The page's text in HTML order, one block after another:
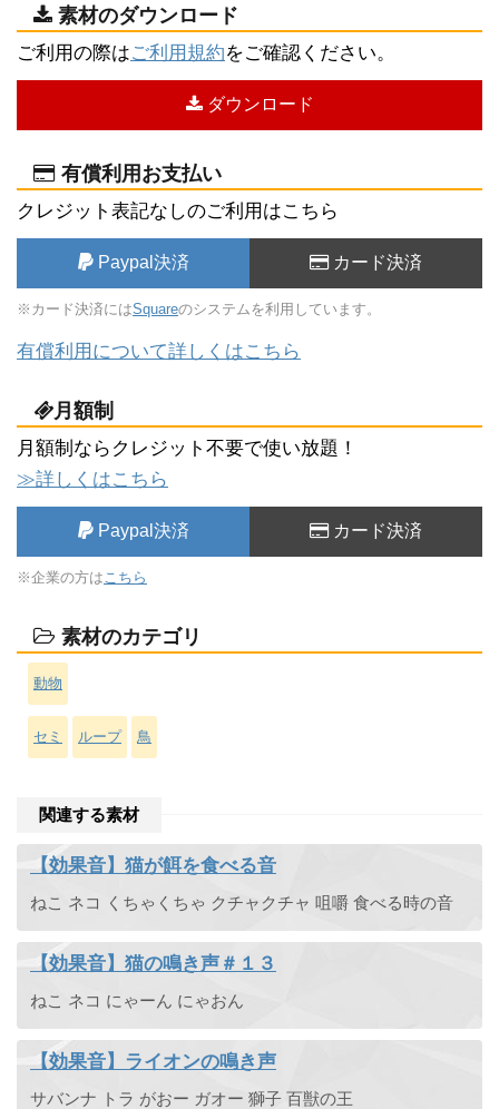
素材のダウンロード
ご利用の際はご利用規約をご確認ください。
ダウンロード
有償利用お支払い
クレジット表記なしのご利用はこちら
Paypal決済 カード決済
※カード決済にはSquareのシステムを利用しています。
有償利用について詳しくはこちら
月額制
月額制ならクレジット不要で使い放題！
≫詳しくはこちら
Paypal決済 カード決済
※企業の方は こちら
素材のカテゴリ
動物
セミ ループ 鳥
関連する素材
【効果音】猫が餌を食べる音
ねこ ネコ くちゃくちゃ クチャクチャ 咀嚼 食べる時の音
【効果音】猫の鳴き声＃１３
ねこ ネコ にゃーん にゃおん
【効果音】ライオンの鳴き声
サバンナ トラ がおー ガオー 獅子 百獣の王